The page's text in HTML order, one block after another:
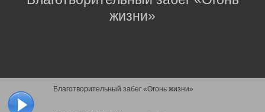
Благотворительный забег «Огонь жизни»
жизни»